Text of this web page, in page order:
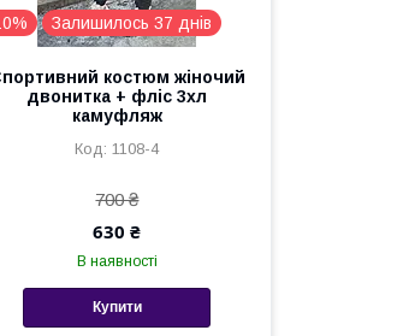
Залишилось 37 днів
костюм жіночий
двонитка + фліс 3хл
камуфляж
1108-4
700 ₴
630 ₴
В наявності
Купити